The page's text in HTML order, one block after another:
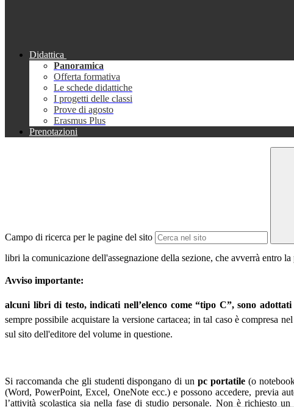
Didattica
Panoramica
Offerta formativa
Le schede didattiche
I progetti delle classi
Prove di agosto
Erasmus Plus
Prenotazioni
Campo di ricerca per le pagine del sito
libri la comunicazione dell'assegnazione della sezione, che avverrà entro
Avviso importante:
alcuni libri di testo, indicati nell’elenco come “tipo C”, sono
sempre possibile acquistare la versione cartacea; in tal caso è compresa
sul sito dell'editore del volume in questione.
Si raccomanda che gli studenti dispongano di unpc portatile (o
(Word, PowerPoint, Excel, OneNote ecc.) e possono accedere, previa
l’attività scolastica sia nella fase di studio personale. Non è richiesto un